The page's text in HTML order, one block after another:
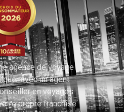
agence de voyage
avec un agent
en voyages
propre franchise